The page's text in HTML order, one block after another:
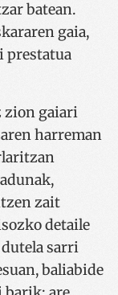
batean.
gaia,
prestatua
zion gaiari
harreman
zait
detaile
sarri
baliabide